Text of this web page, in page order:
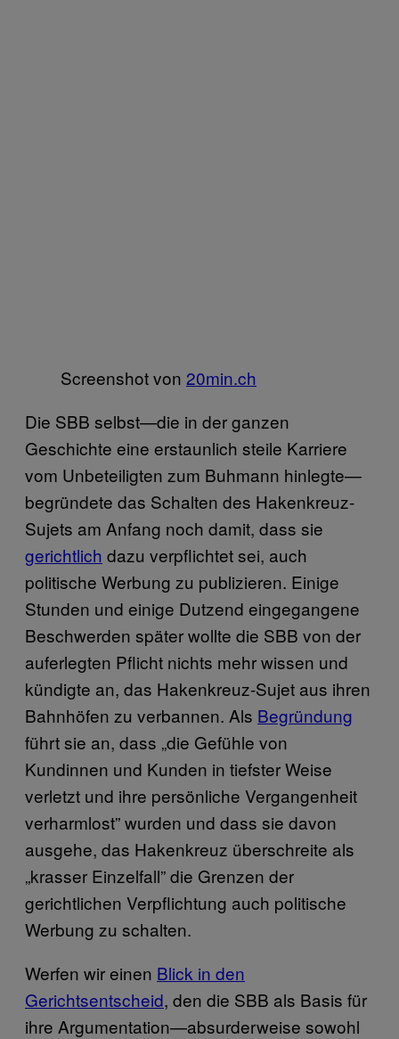
Screenshot von 20min.ch
Die SBB selbst—die in der ganzen
Geschichte eine erstaunlich steile Karriere
vom Unbeteiligten zum Buhmann hinlegte—
begründete das Schalten des Hakenkreuz-
Sujets am Anfang noch damit, dass sie
gerichtlich dazu verpflichtet sei, auch
politische Werbung zu publizieren. Einige
Stunden und einige Dutzend eingegangene
Beschwerden später wollte die SBB von der
auferlegten Pflicht nichts mehr wissen und
kündigte an, das Hakenkreuz-Sujet aus ihren
Bahnhöfen zu verbannen. Als Begründung
führt sie an, dass „die Gefühle von
Kundinnen und Kunden in tiefster Weise
verletzt und ihre persönliche Vergangenheit
verharmlost” wurden und dass sie davon
ausgehe, das Hakenkreuz überschreite als
„krasser Einzelfall” die Grenzen der
gerichtlichen Verpflichtung auch politische
Werbung zu schalten.
Werfen wir einen Blick in den
Gerichtsentscheid, den die SBB als Basis für
ihre Argumentation—absurderweise sowohl